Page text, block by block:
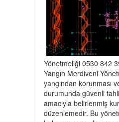
Yönetmeliği 0530 842
Yangın Merdiveni
yangından korunması
durumunda güvenli
amacıyla belirlenmiş
düzenlemedir. Bu